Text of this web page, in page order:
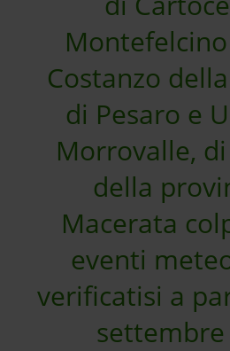
Costanzo
di Pesaro e
Morrovalle,
della
Macerata
eventi
verificatisi a
settembre